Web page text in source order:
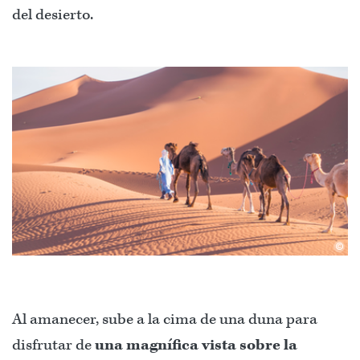
del desierto.
©
Al amanecer, sube a la cima de una duna para
disfrutar deuna magnífica vista sobre la